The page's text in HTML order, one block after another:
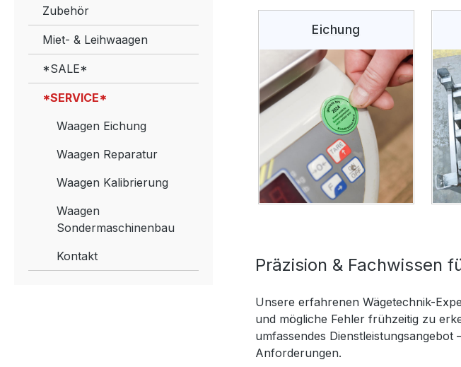
Zubehör
Miet- & Leihwaagen
*SALE*
*SERVICE*
Waagen Eichung
Waagen Reparatur
Waagen Kalibrierung
Waagen
Sondermaschinenbau
Kontakt
Eichung
Präzision & Fachwissen
Unsere erfahrenen Wägetechnik-
und mögliche Fehler frühzeitig zu
umfassendes
Anforderungen.